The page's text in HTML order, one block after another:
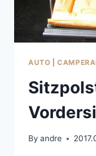
AUTO |
By andre